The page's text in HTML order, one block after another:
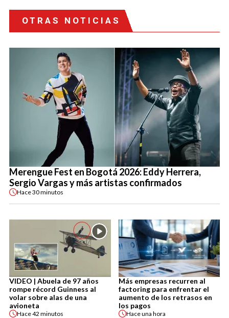
OTRAS NOTICIAS
Merengue Fest en Bogotá 2026: Eddy Herrera,
Sergio Vargas y más artistas confirmados
Hace30 minutos
VIDEO | Abuela de 97 años
rompe récord Guinness al
volar sobre alas de una
avioneta
Hace42 minutos
Más empresas recurren al
factoring para enfrentar el
aumento de los retrasos en
los pagos
Haceuna hora